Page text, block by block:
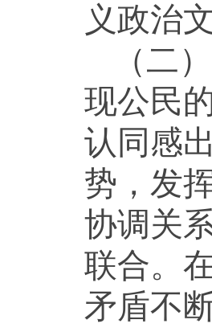
义政治
（二
现公民
认同感
势，发
协调关
联合。
矛盾不